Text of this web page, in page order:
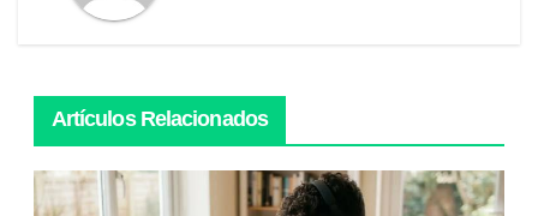
Artículos Relacionados